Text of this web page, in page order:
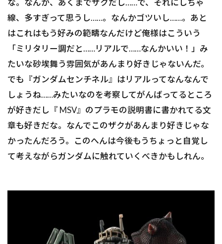
な。なんか、あくまでザクだし……で、それにしちゃ
線、多すぎって思うし……。なんかゴツいし……。あと
はこれはもう好みの範疇なんだけど俺様はこういう
「ミリタリー調だと……リアルで……なんかいい！」み
たいな砂埃舞う雰囲気があんまり好きじゃないんだ。
でも『ガンダムセンチネル』はリアルってなんなんで
しょうね……みたいなのを考察してがんばってるところ
が好きだし『 MSV』のプラモの説明書に書かれてる文
章も好きだな。なんでこのザクがあんまり好きじゃな
かったんだろう。このへんは今後もうちょっと自覚し
て考えながらガンダムに触れていくべきかもしれん。